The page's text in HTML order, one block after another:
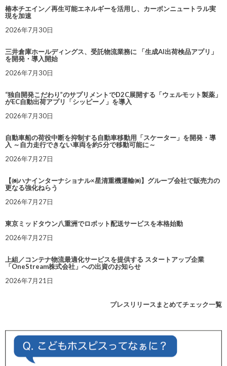
椿本チエイン／再生可能エネルギーを活用し、カーボンニュートラル実
現を加速
2026年7月30日
三井倉庫ホールディングス、受託物流業務に 「生成AI出荷検品アプリ」
を開発・導入開始
2026年7月30日
“独自開発こだわり”のサプリメントでD2C展開する「ウェルモット製薬」
がEC自動出荷アプリ「シッピーノ」を導入
2026年7月30日
自動車船の荷役中断を抑制する自動車移動用「スケーター」を開発・導
入 ～自力走行できない車両を約5分で移動可能に～
2026年7月27日
【㈱ハナインターナショナル×星清重機運輸㈱】グループ会社で販売力の
更なる強化ねらう
2026年7月27日
東京ミッドタウン八重洲でロボット配送サービスを本格始動
2026年7月27日
上組／コンテナ物流最適化サービスを提供する スタートアップ企業
「OneStream株式会社」への出資のお知らせ
2026年7月21日
プレスリリースまとめてチェック一覧